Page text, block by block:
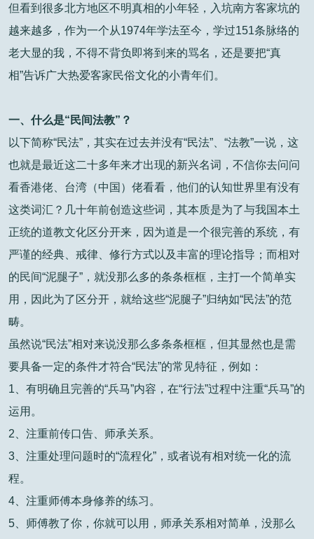
但看到很多北方地区不明真相的小年轻，入坑南方客家坑的
越来越多，作为一个从1974年学法至今，学过151条脉络的
老大显的我，不得不背负即将到来的骂名，还是要把“真
相”告诉广大热爱客家民俗文化的小青年们。
一、什么是“民间法教”？
以下简称“民法”，其实在过去并没有“民法”、“法教”一说，这
也就是最近这二十多年来才出现的新兴名词，不信你去问问
看香港佬、台湾（中国）佬看看，他们的认知世界里有没有
这类词汇？几十年前创造这些词，其本质是为了与我国本土
正统的道教文化区分开来，因为道是一个很完善的系统，有
严谨的经典、戒律、修行方式以及丰富的理论指导；而相对
的民间“泥腿子”，就没那么多的条条框框，主打一个简单实
用，因此为了区分开，就给这些“泥腿子”归纳如“民法”的范
畴。
虽然说“民法”相对来说没那么多条条框框，但其显然也是需
要具备一定的条件才符合“民法”的常见特征，例如：
1、有明确且完善的“兵马”内容，在“行法”过程中注重“兵马”的
运用。
2、注重前传口告、师承关系。
3、注重处理问题时的“流程化”，或者说有相对统一化的流
程。
4、注重师傅本身修养的练习。
5、师傅教了你，你就可以用，师承关系相对简单，没那么